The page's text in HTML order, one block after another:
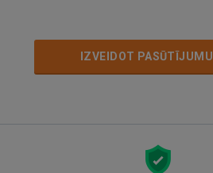
IZVEIDOT PASŪTĪJUMU